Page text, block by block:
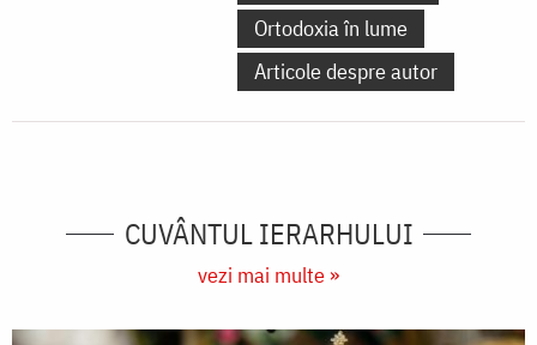
Ortodoxia în lume
Articole despre autor
CUVÂNTUL IERARHULUI
vezi mai multe »